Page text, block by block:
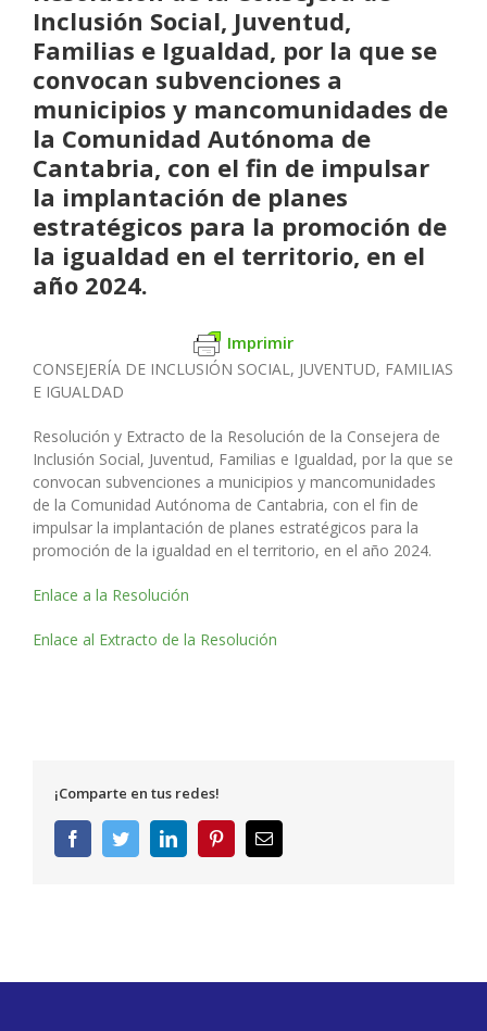
Inclusión Social, Juventud,
Familias e Igualdad, por la que se
convocan subvenciones a
municipios y mancomunidades de
la Comunidad Autónoma de
Cantabria, con el fin de impulsar
la implantación de planes
estratégicos para la promoción de
la igualdad en el territorio, en el
año 2024.
Imprimir
CONSEJERÍA DE INCLUSIÓN SOCIAL, JUVENTUD, FAMILIAS
E IGUALDAD
Resolución y Extracto de la Resolución de la Consejera de
Inclusión Social, Juventud, Familias e Igualdad, por la que se
convocan subvenciones a municipios y mancomunidades
de la Comunidad Autónoma de Cantabria, con el fin de
impulsar la implantación de planes estratégicos para la
promoción de la igualdad en el territorio, en el año 2024.
Enlace a la Resolución
Enlace al Extracto de la Resolución
¡Comparte en tus redes!
FacebookTwitterLinkedInPinterestCorreo
electrónico